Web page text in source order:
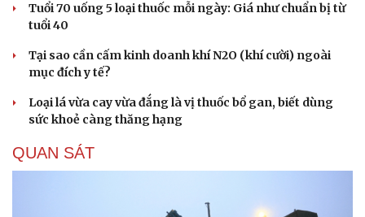
Tuổi 70 uống 5 loại thuốc mỗi ngày: Giá như chuẩn bị từ
tuổi 40
Tại sao cần cấm kinh doanh khí N2O (khí cười) ngoài
mục đích y tế?
Loại lá vừa cay vừa đắng là vị thuốc bổ gan, biết dùng
sức khoẻ càng thăng hạng
QUAN SÁT